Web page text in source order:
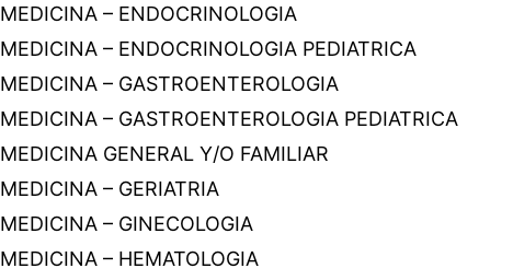
MEDICINA – ENDOCRINOLOGIA
MEDICINA – ENDOCRINOLOGIA PEDIATRICA
MEDICINA – GASTROENTEROLOGIA
MEDICINA – GASTROENTEROLOGIA PEDIATRICA
MEDICINA GENERAL Y/O FAMILIAR
MEDICINA – GERIATRIA
MEDICINA – GINECOLOGIA
MEDICINA – HEMATOLOGIA